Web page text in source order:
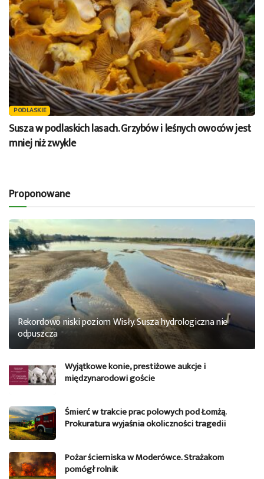
PODLASKIE
Susza w podlaskich lasach. Grzybów i leśnych owoców jest
mniej niż zwykle
Proponowane
Rekordowo niski poziom Wisły. Susza hydrologiczna nie
odpuszcza
Wyjątkowe konie, prestiżowe aukcje i
międzynarodowi goście
Śmierć w trakcie prac polowych pod Łomżą.
Prokuratura wyjaśnia okoliczności tragedii
Pożar ścierniska w Moderówce. Strażakom
pomógł rolnik